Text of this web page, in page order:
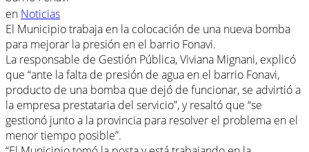
en Noticias
El Municipio trabaja en la colocación de una nueva bomba
para mejorar la presión en el barrio Fonavi.
La responsable de Gestión Pública, Viviana Mignani, explicó
que “ante la falta de presión de agua en el barrio Fonavi,
producto de una bomba que dejó de funcionar, se advirtió a
la empresa prestataria del servicio”, y resaltó que “se
gestionó junto a la provincia para resolver el problema en el
menor tiempo posible”.